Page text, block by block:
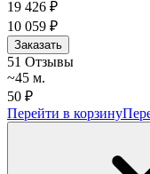
19 426 ₽
10 059 ₽
Заказать
51 Отзывы
~45 м.
50 ₽
Перейти в корзину